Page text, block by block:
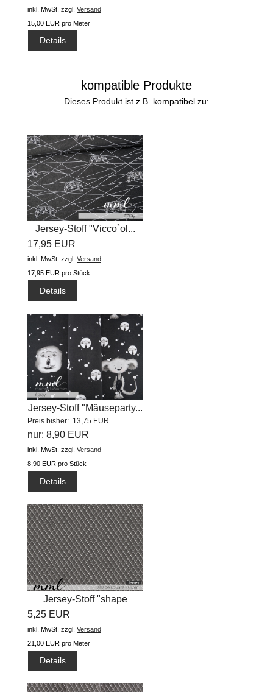
inkl. MwSt. zzgl. Versand
15,00 EUR pro Meter
Details
kompatible Produkte
Dieses Produkt ist z.B. kompatibel zu:
Jersey-Stoff "Vicco`ol...
17,95 EUR
inkl. MwSt. zzgl. Versand
17,95 EUR pro Stück
Details
Jersey-Stoff "Mäuseparty...
Preis bisher: 13,75 EUR
nur: 8,90 EUR
inkl. MwSt. zzgl. Versand
8,90 EUR pro Stück
Details
Jersey-Stoff "shape
square...
5,25 EUR
inkl. MwSt. zzgl. Versand
21,00 EUR pro Meter
Details